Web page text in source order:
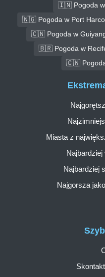
🇮🇳 Pogoda w
🇳🇬 Pogoda w Port
🇨🇳 Pogoda w
🇧🇷 Pogoda w
🇨🇳 Pogoda
Miasta z
Najbardziej
Najgorsza